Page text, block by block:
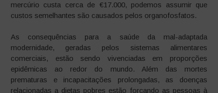
mercúrio custa cerca de €17.000, podemos assumir que
custos semelhantes são causados pelos organofosfatos.
As consequências para a saúde da mal-adaptada
modernidade, geradas pelos sistemas alimentares
comerciais, estão sendo vivenciadas em proporções
epidêmicas ao redor do mundo. Além das mortes
prematuras e incapacitações prolongadas, as doenças
relacionadas a dietas pobres estão forçando as pessoas à